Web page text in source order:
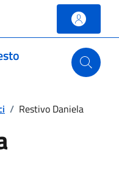
/ Restivo Daniela